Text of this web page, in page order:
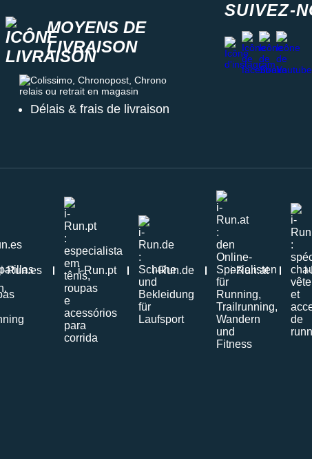
MOYENS DE
LIVRAISON
Colissimo, Chronopost, Chrono relais ou retrait en magasin
Délais & frais de livraison
SUIVEZ-
instagram
facebook
stravayoutube
i-Run.es i-Run.pt i-Run.de i-Run.at